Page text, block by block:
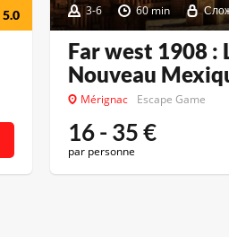
5.0 3-6 60 min
Far west 1908 :
Nouveau
Mérignac Escape Game
16 - 35€
par personne